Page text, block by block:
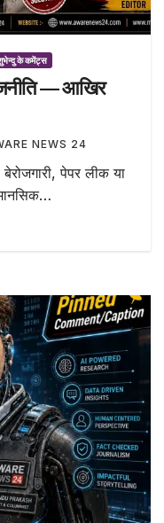
के कमेंट्स
— आखिर
NEWS 24
पेपर लीक या